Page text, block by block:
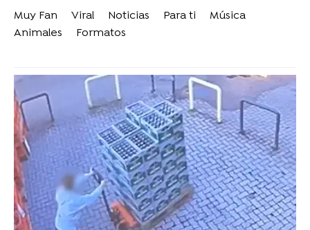
Muy Fan Viral Noticias Para ti
Música
Animales
Formatos